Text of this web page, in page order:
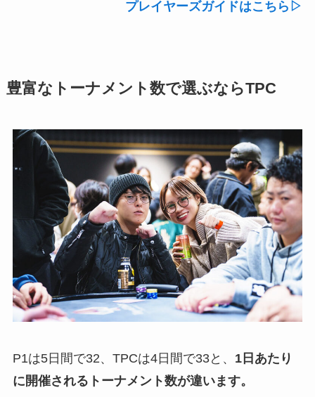
プレイヤーズガイドはこちら▷
豊富なトーナメント数で選ぶならTPC
P1は5日間で32、TPCは4日間で33と、 1日あたり
に開催されるトーナメント数が違います。